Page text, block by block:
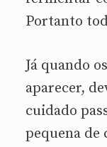
Portanto
Já quando
aparecer,
cuidado
pequena de